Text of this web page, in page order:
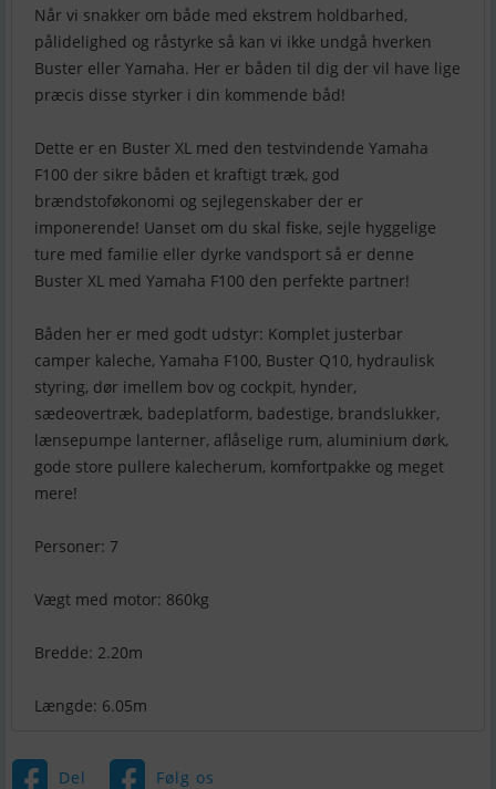
Når vi snakker om både med ekstrem holdbarhed,
pålidelighed og råstyrke så kan vi ikke undgå hverken
Buster eller Yamaha. Her er båden til dig der vil have lige
præcis disse styrker i din kommende båd!
Dette er en Buster XL med den testvindende Yamaha
F100 der sikre båden et kraftigt træk, god
brændstoføkonomi og sejlegenskaber der er
imponerende! Uanset om du skal fiske, sejle hyggelige
ture med familie eller dyrke vandsport så er denne
Buster XL med Yamaha F100 den perfekte partner!
Båden her er med godt udstyr: Komplet justerbar
camper kaleche, Yamaha F100, Buster Q10, hydraulisk
styring, dør imellem bov og cockpit, hynder,
sædeovertræk, badeplatform, badestige, brandslukker,
lænsepumpe lanterner, aflåselige rum, aluminium dørk,
gode store pullere kalecherum, komfortpakke og meget
mere!
Personer: 7
Vægt med motor: 860kg
Bredde: 2.20m
Længde: 6.05m
Del Følg os